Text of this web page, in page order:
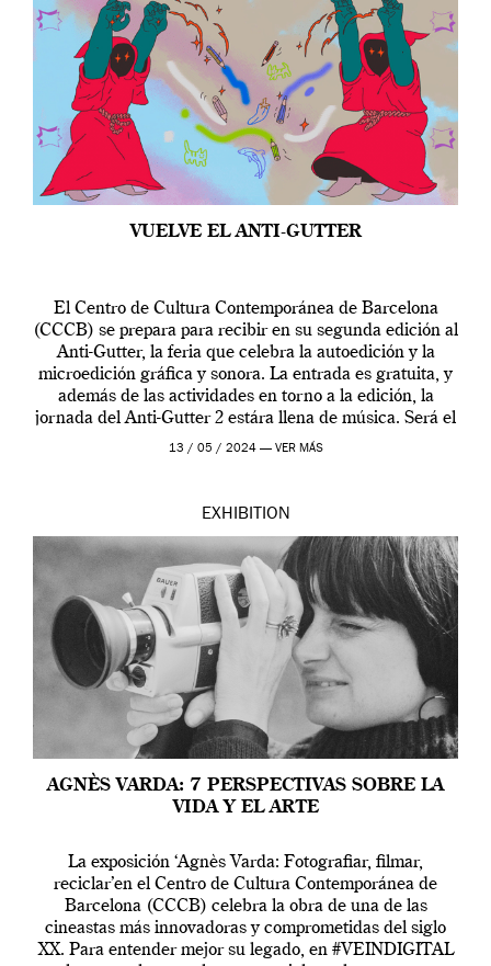
VUELVE EL ANTI-GUTTER
El Centro de Cultura Contemporánea de Barcelona
(CCCB) se prepara para recibir en su segunda edición al
Anti-Gutter, la feria que celebra la autoedición y la
microedición gráfica y sonora. La entrada es gratuita, y
además de las actividades en torno a la edición, la
jornada del Anti-Gutter 2 estára llena de música. Será el
[…]
13 / 05 / 2024 — VER MÁS
EXHIBITION
AGNÈS VARDA: 7 PERSPECTIVAS SOBRE LA
VIDA Y EL ARTE
La exposición ‘Agnès Varda: Fotografiar, filmar,
reciclar’en el Centro de Cultura Contemporánea de
Barcelona (CCCB) celebra la obra de una de las
cineastas más innovadoras y comprometidas del siglo
XX. Para entender mejor su legado, en #VEINDIGITAL